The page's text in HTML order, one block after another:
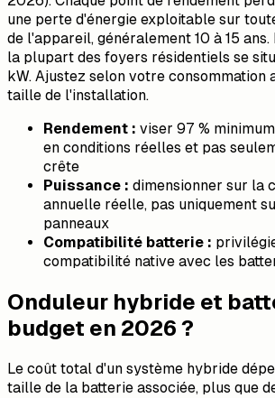
une perte d'énergie exploitable sur
de l'appareil, généralement 10 à 15
la plupart des foyers résidentiels se
kW. Ajustez selon votre consommation
taille de l'installation.
Rendement : viser 97 %
en conditions réelles et pas
crête
Puissance : dimensionner sur la
annuelle réelle, pas uniquement
panneaux
Compatibilité batterie :
compatibilité native avec les
Onduleur hybride et
budget en 2026 ?
Le coût total d'un système hybride
taille de la batterie associée, plus que